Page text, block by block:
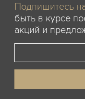
Подпишитесь
быть в курсе
акций и